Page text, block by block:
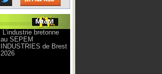
L’industrie bretonne
au SEPEM
INDUSTRIES de Brest
2026